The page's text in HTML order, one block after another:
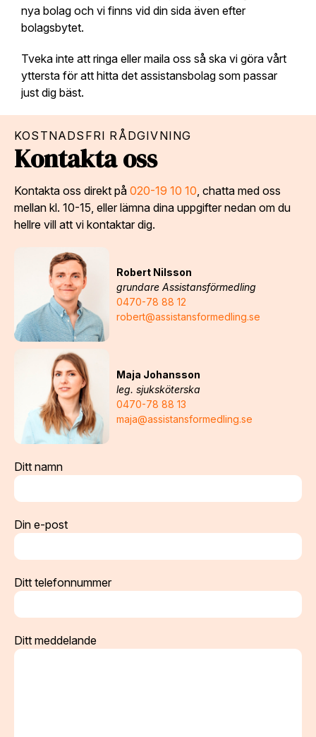
nya bolag och vi finns vid din sida även efter
bolagsbytet.
Tveka inte att ringa eller maila oss så ska vi göra vårt
yttersta för att hitta det assistansbolag som passar
just dig bäst.
KOSTNADSFRI RÅDGIVNING
Kontakta oss
Kontakta oss direkt på 020-19 10 10 , chatta med oss
mellan kl. 10-15, eller lämna dina uppgifter nedan om du
hellre vill att vi kontaktar dig.
Robert Nilsson
grundare Assistansförmedling
0470-78 88 12
robert@assistansformedling.se
Maja Johansson
leg. sjuksköterska
0470-78 88 13
maja@assistansformedling.se
Ditt namn
Din e-post
Ditt telefonnummer
Ditt meddelande